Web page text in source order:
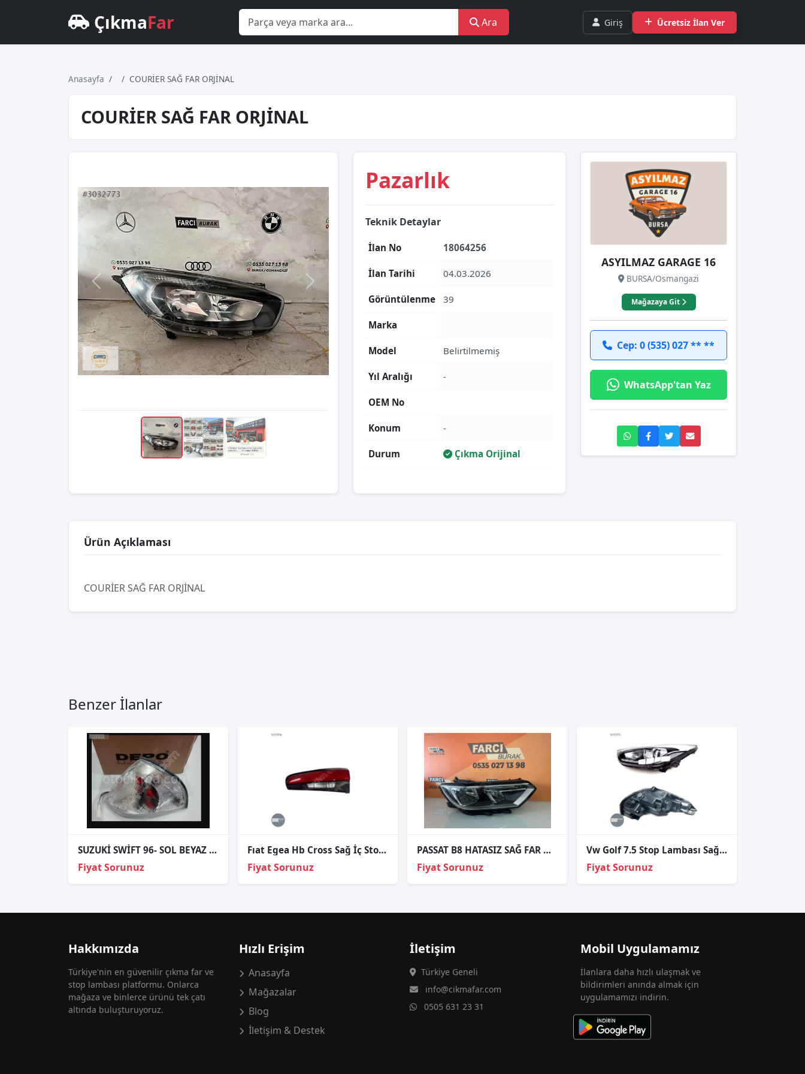
ÇıkmaFar Ara Giriş Ücretsiz İlan Ver
Anasayfa COURİER SAĞ FAR ORJİNAL
COURİER SAĞ FAR ORJİNAL
Pazarlık
Teknik Detaylar
İlan No 18064256
İlan Tarihi 04.03.2026
Görüntülenme 39
Marka
Model Belirtilmemiş
Yıl Aralığı -
OEM No
Konum -
Durum Çıkma Orijinal
ASYILMAZ GARAGE 16
BURSA/Osmangazi
Mağazaya Git
Cep: 0 (535) 027 ** **
WhatsApp'tan Yaz
Ürün Açıklaması
COURİER SAĞ FAR ORJİNAL
Benzer İlanlar
SUZUKİ SWİFT 96- SOL BEYAZ SİNYAL LAMBASI..,.,,
Fiyat Sorunuz
Fıat Egea Hb Cross Sağ İç Stop Lambası 2017-2021
Fiyat Sorunuz
PASSAT B8 HATASIZ SAĞ FAR ORJİNAL
Fiyat Sorunuz
Vw Golf 7.5 Stop Lambası Sağ-Sol Takım Ledli Trend Comfort
Fiyat Sorunuz
Hakkımızda
Türkiye'nin en güvenilir çıkma far ve
stop lambası platformu. Onlarca
mağaza ve binlerce ürünü tek çatı
altında buluşturuyoruz.
Hızlı Erişim
Anasayfa
Mağazalar
Blog
İletişim & Destek
İletişim
Türkiye Geneli
info@cikmafar.com
0505 631 23 31
Mobil Uygulamamız
İlanlara daha hızlı ulaşmak ve
bildirimleri anında almak için
uygulamamızı indirin.